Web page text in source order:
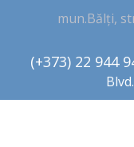
mun.Bălți,
(+373) 22 944